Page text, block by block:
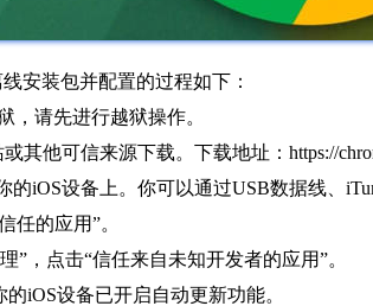
安装包并配置的过程如下：
，请先进行越狱操作。
他可信来源下载。下载地址：https://
iOS设备上。你可以通过USB数据线、
任的应用”。
”，点击“信任来自未知开发者的应用”。
iOS设备已开启自动更新功能。